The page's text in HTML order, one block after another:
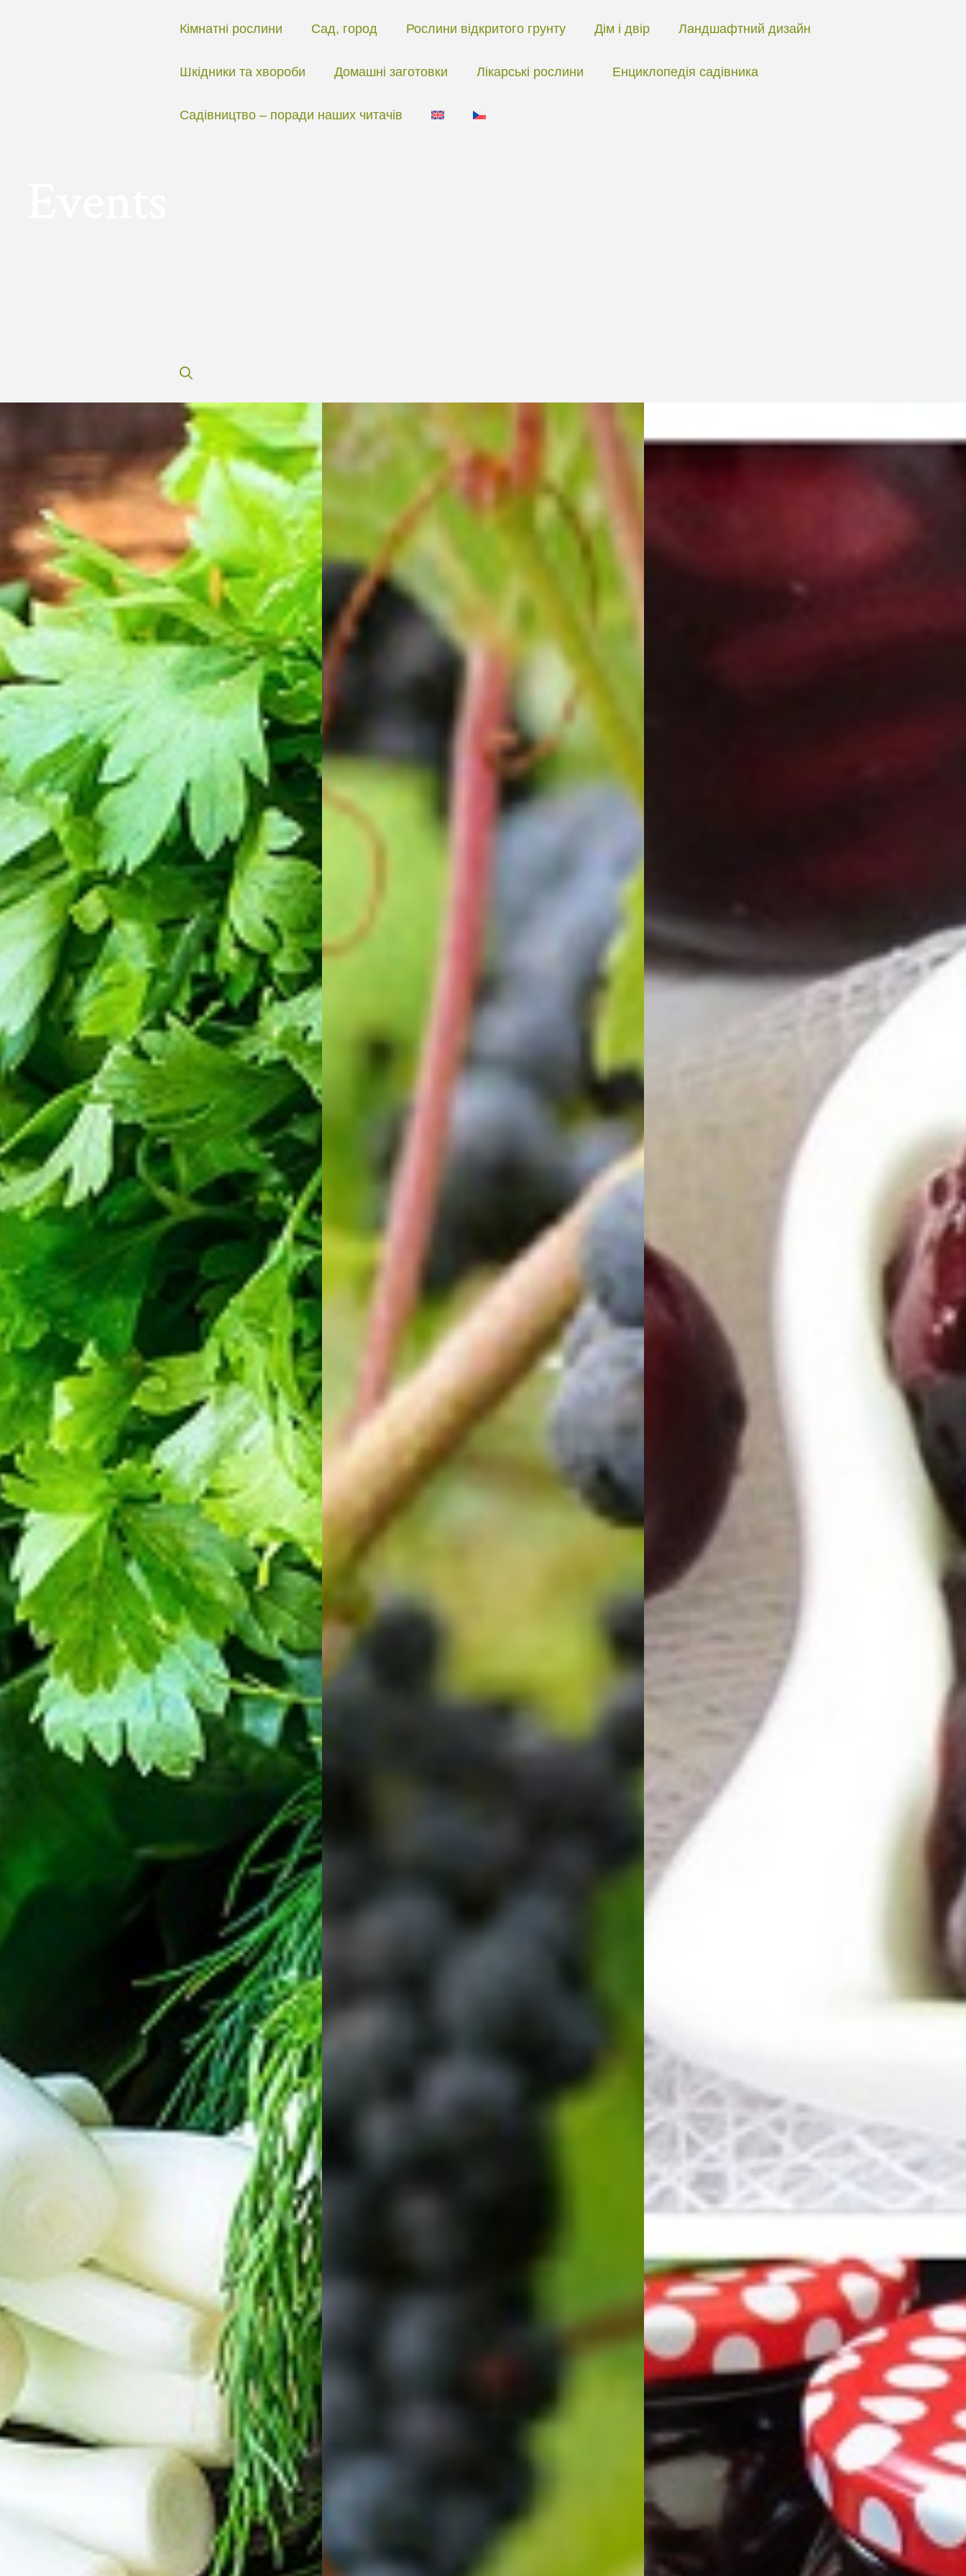
Кімнатні рослини Сад, город Рослини відкритого грунту Дім і двір Ландшафтний дизайн
Шкідники та хвороби Домашні заготовки Лікарські рослини Енциклопедія садівника
Садівництво – поради наших читачів